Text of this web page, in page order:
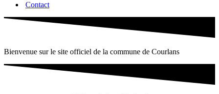
Contact
Bienvenue sur le site officiel de la commune de Courlans